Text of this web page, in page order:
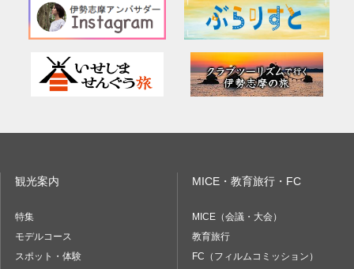
観光案内
特集
モデルコース
スポット・体験
MICE・教育旅行・FC
MICE（会議・大会）
教育旅行
FC（フィルムコミッション）